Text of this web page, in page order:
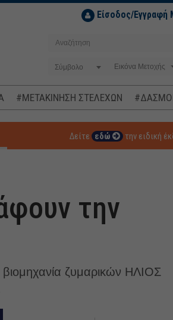
Είσοδος/Εγγραφή
Σύμβολο
#ΜΕΤΑΚΙΝΗΣΗ ΣΤΕΛΕΧΩΝ
Δείτε εδώ την ειδική
την
ζυμαρικών ΗΛΙΟΣ